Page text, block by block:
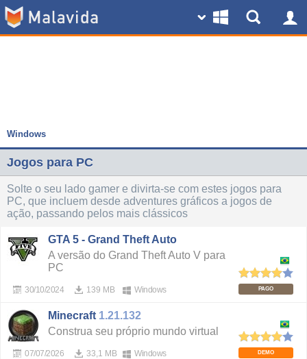
Windows
Jogos para PC
Solte o seu lado gamer e divirta-se com estes jogos para
PC, que incluem desde adventures gráficos a jogos de
ação, passando pelos mais clássicos
GTA 5 - Grand Theft Auto
A versão do Grand Theft Auto V para
PC
PAGO
139 MB
30/10/2024 Windows
Minecraft 1.21.132
Construa seu próprio mundo virtual
DEMO
33,1 MB
07/07/2026 Windows